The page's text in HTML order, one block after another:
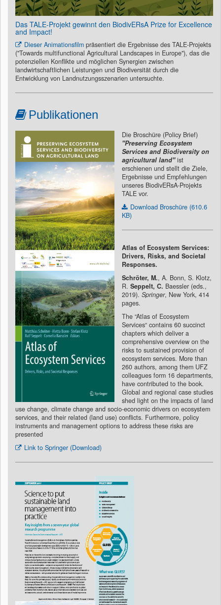
Das TALE-Projekt gewinnt den BiodivERsA Prize for Excellence
and Impact!
Dieser Animationsfilm präsentiert die Ergebnisse des TALE-Projekts
("Towards multifunctional Agricultural Landscapes in Europe"), das die
potenziellen Konflikte und möglichen Synergien zwischen
landwirtschaftlichen Leistungen und Biodiversität durch die
Entwicklung von Landnutzungsszenarien untersuchte.
Publikationen
Die Broschüre (Policy Brief)
"Preserving Ecosystem
Services and Biodiversity on
agricultural land"ist
erschienen und stellt die Ziele,
Ergebnisse und Empfehlungen
unseres BiodivERsA-Projekts
TALE vor.
Download Broschüre (610.6
KB)
Atlas of Ecosystem Services:
Drivers, Risks, and Societal
Responses.
Schröter, M., A. Bonn, S. Klotz,
R. Seppelt, C. Baessler (eds.,
2019). Springer, New York, 414
pages.
The “Atlas of Ecosystem
Services“ contains 60 succinct
chapters which deliver a
comprehensive overview on the
risks to sustained provision of
ecosystem services. More than
260 authors, among them UFZ
colleagues form 16 departments,
have contributed to the book.
Global and regional case studies
shed light on the impacts of land
use change, climate change and socio-economic drivers on ecosystem
services, and their related (land use) conflicts. Furthermore, policy
instruments and management options to address these risks are
presented
Link to Springer (Download)